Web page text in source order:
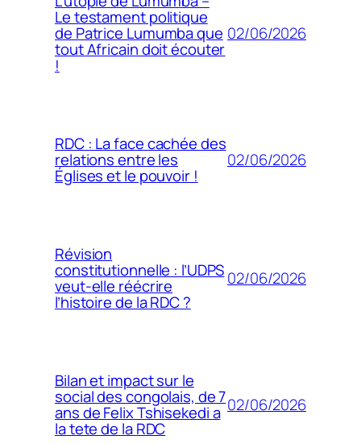
Le testament politique
de Patrice Lumumba que
tout Africain doit écouter
!
02/06/2026
RDC : La face cachée des
relations entre les
Églises et le pouvoir !
02/06/2026
Révision
constitutionnelle : l’UDPS
veut-elle réécrire
l’histoire de la RDC ?
02/06/2026
Bilan et impact sur le
social des congolais, de 7
ans de Felix Tshisekedi a
la tete de la RDC
02/06/2026